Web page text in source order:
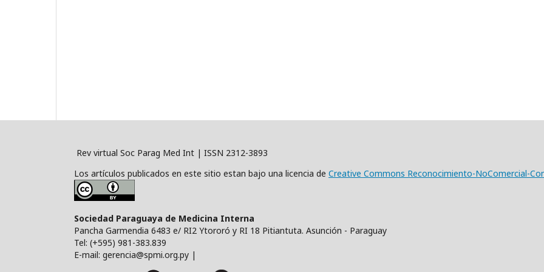
Rev virtual Soc Parag Med Int | ISSN 2312-3893
Los artículos publicados en este sitio estan bajo una licencia de Creative Commons Reconocimiento-NoComercial-
Sociedad Paraguaya de Medicina Interna
Pancha Garmendia 6483 e/ RI2 Ytororó y RI 18 Pitiantuta. Asunción - Paraguay
Tel: (+595) 981-383.839
E-mail: gerencia@spmi.org.py |